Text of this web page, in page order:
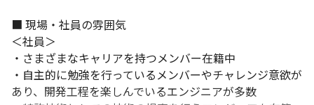
■ 現場・社員の雰囲気
＜社員＞
・さまざまなキャリアを持つメンバー在籍中
・自主的に勉強を行っているメンバーやチャレンジ意欲が
あり、開発工程を楽しんでいるエンジニアが多数